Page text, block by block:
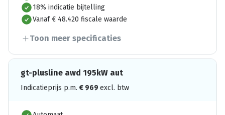
18% indicatie bijtelling
Vanaf € 48.420 fiscale waarde
Toon meer specificaties
gt-plusline awd 195kW aut
Indicatieprijs p.m. € 969 excl. btw